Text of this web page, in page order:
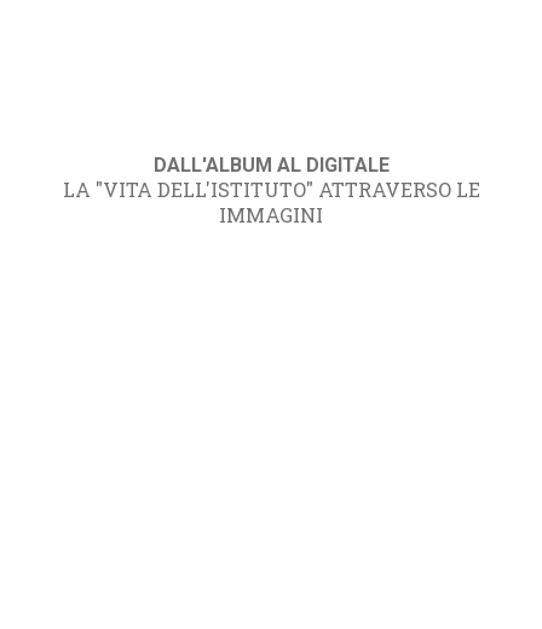
DALL'ALBUM AL DIGITALE
LA "VITA DELL'ISTITUTO" ATTRAVERSO LE
IMMAGINI